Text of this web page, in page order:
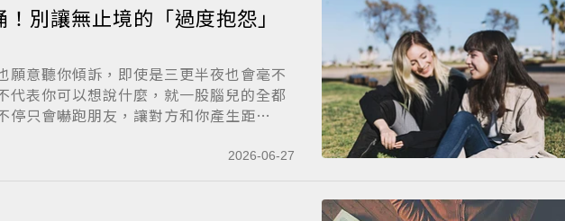
別讓無止境的「過度抱怨」
願意聽你傾訴，即使是三更半夜也會毫不
代表你可以想說什麼，就一股腦兒的全都
停只會嚇跑朋友，讓對方和你產生距
2026-06-27